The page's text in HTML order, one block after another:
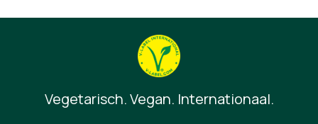
Vegetarisch. Vegan. Internationaal.